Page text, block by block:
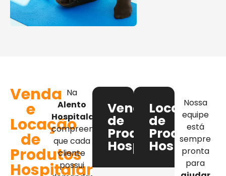
Venda
e
Locação
de
Produtos
Hospitalares
Na
Alento
Hospitalar
compreendemos
que cada
cliente
possui
Venda
de
Produtos
Hospitalares
Locação
de
Produtos
Nossa
equipe
está
sempre
pronta
para